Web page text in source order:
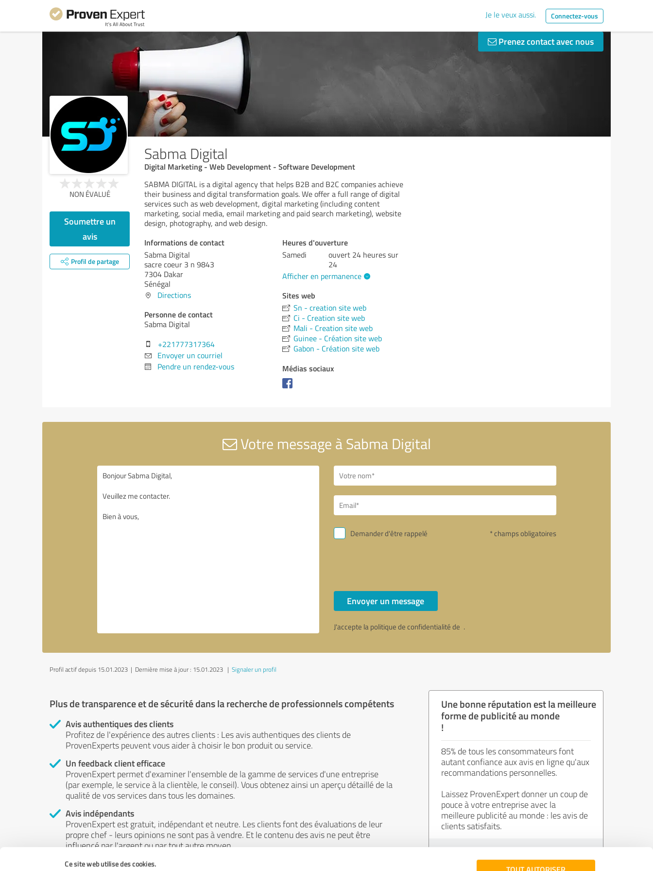
Ce site web utilise des cookies.
Je le veux aussi. Connectez-vous
Prenez contact avec nous
Sabma Digital
Digital Marketing - Web Development - Software Development
NON ÉVALUÉ
Soumettre un
avis
Profil de partage
SABMA DIGITAL is a digital agency that helps B2B and B2C companies achieve
their business and digital transformation goals. We offer a full range of digital
services such as web development, digital marketing (including content
marketing, social media, email marketing and paid search marketing), website
design, photography, and web design.
Informations de contact
Sabma Digital
sacre coeur 3 n 9843
7304 Dakar
Sénégal
Directions
Personne de contact
Sabma Digital
+221777317364
Envoyer un courriel
Pendre un rendez-vous
Heures d'ouverture
Samedi
ouvert 24 heures sur
24
Afficher en permanence
Sites web
Sn - creation site web
Ci - Creation site web
Mali - Creation site web
Guinee - Création site web
Gabon - Création site web
Médias sociaux
Votre message à Sabma Digital
Demander d'être rappelé * champs obligatoires
Envoyer un message
J'accepte la politique de confidentialité de .
Profil actif depuis 15.01.2023 | Dernière mise à jour : 15.01.2023 | Signaler un profil
Plus de transparence et de sécurité dans la recherche de professionnels compétents
Avis authentiques des clients
Profitez de l'expérience des autres clients : Les avis authentiques des clients de
ProvenExperts peuvent vous aider à choisir le bon produit ou service.
Un feedback client efficace
ProvenExpert permet d'examiner l'ensemble de la gamme de services d'une entreprise
(par exemple, le service à la clientèle, le conseil). Vous obtenez ainsi un aperçu détaillé de la
qualité de vos services dans tous les domaines.
Avis indépendants
ProvenExpert est gratuit, indépendant et neutre. Les clients font des évaluations de leur
propre chef - leurs opinions ne sont pas à vendre. Et le contenu des avis ne peut être
influencé par l'argent ou par tout autre moyen.
Une bonne réputation est la meilleure
forme de publicité au monde
!
85% de tous les consommateurs font
autant confiance aux avis en ligne qu'aux
recommandations personnelles.
Laissez ProvenExpert donner un coup de
pouce à votre entreprise avec la
meilleure publicité au monde : les avis de
clients satisfaits.
Inscrivez-vous gratuitement !